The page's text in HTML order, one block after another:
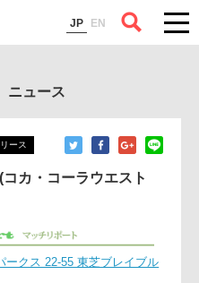
JP EN
ニュース
ース
カ・コーラウエスト